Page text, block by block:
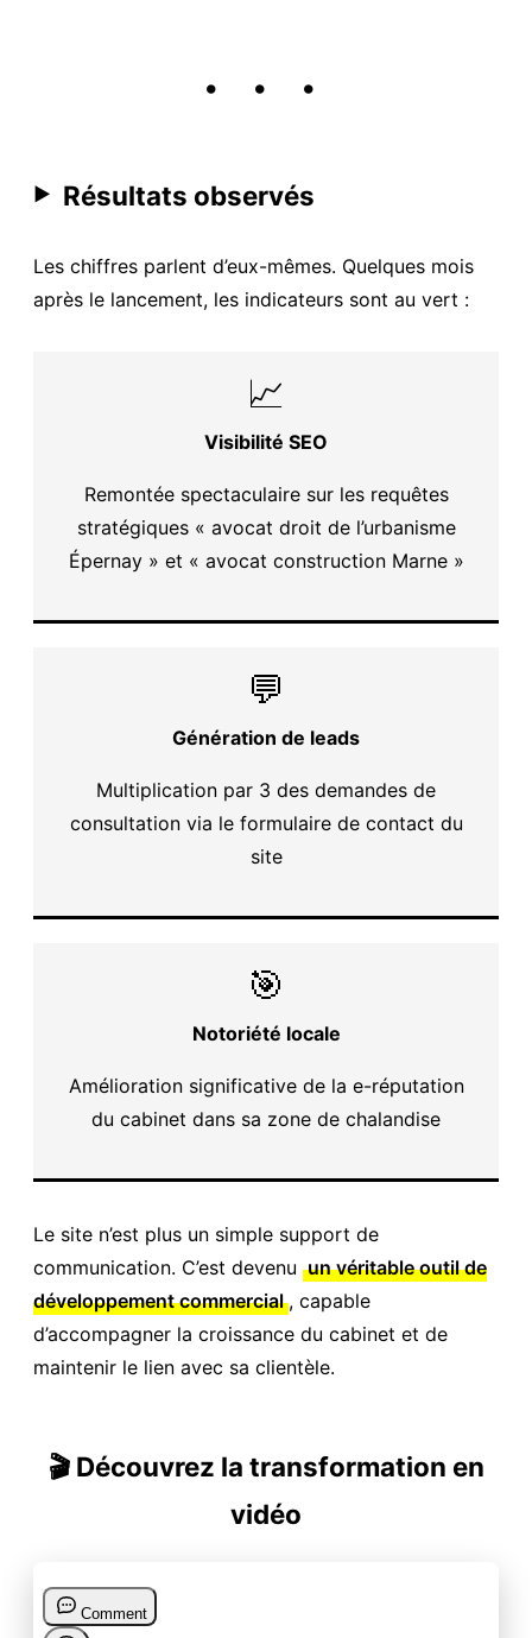
• • •
▶ Résultats observés
Les chiffres parlent d’eux-mêmes. Quelques mois
après le lancement, les indicateurs sont au vert :
📈
Visibilité SEO
Remontée spectaculaire sur les requêtes
stratégiques « avocat droit de l’urbanisme
Épernay » et « avocat construction Marne »
💬
Génération de leads
Multiplication par 3 des demandes de
consultation via le formulaire de contact du
site
🎯
Notoriété locale
Amélioration significative de la e-réputation
du cabinet dans sa zone de chalandise
Le site n’est plus un simple support de
communication. C’est devenu un véritable outil de
développement commercial , capable
d’accompagner la croissance du cabinet et de
maintenir le lien avec sa clientèle.
🎬 Découvrez la transformation en
vidéo